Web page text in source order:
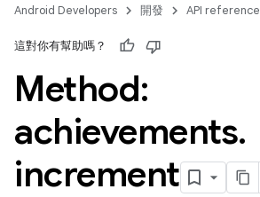
Android Developers 開發 API reference
這對你有幫助嗎？
Method:
achievements.
increment